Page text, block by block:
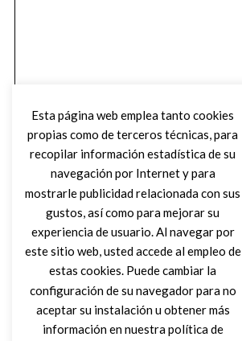
Esta página web emplea tanto cookies
propias como de terceros técnicas, para
recopilar información estadística de su
navegación por Internet y para
mostrarle publicidad relacionada con sus
gustos, así como para mejorar su
experiencia de usuario. Al navegar por
este sitio web, usted accede al empleo de
estas cookies. Puede cambiar la
configuración de su navegador para no
aceptar su instalación u obtener más
información en nuestra política de